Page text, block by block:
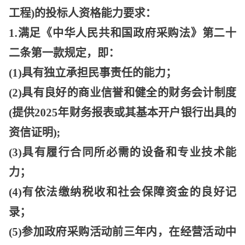
工程)的投标人资格能力要求：
1.满足《中华人民共和国政府采购法》第二十
二条第一款规定，即：
(1)具有独立承担民事责任的能力；
(2)具有良好的商业信誉和健全的财务会计制度
(提供2025年财务报表或其基本开户银行出具的
资信证明);
(3)具有履行合同所必需的设备和专业技术能
力；
(4)有依法缴纳税收和社会保障资金的良好记
录；
(5)参加政府采购活动前三年内，在经营活动中